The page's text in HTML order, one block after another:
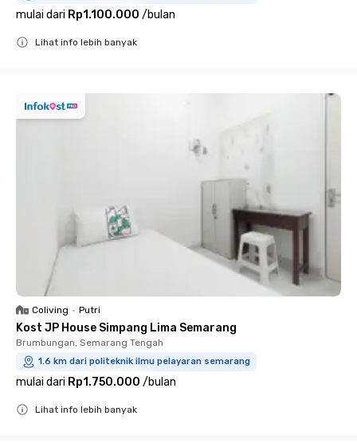
mulai dari Rp1.100.000 /bulan
Lihat info lebih banyak
Coliving • Putri
Kost JP House Simpang Lima Semarang
Brumbungan, Semarang Tengah
1.6 km dari politeknik ilmu pelayaran semarang
mulai dari Rp1.750.000 /bulan
Lihat info lebih banyak